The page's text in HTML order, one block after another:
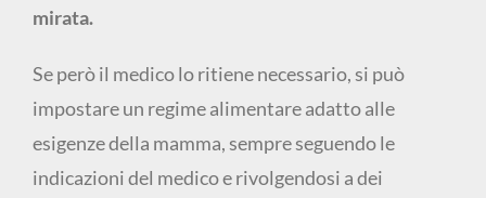
mirata.
Se però il medico lo ritiene necessario, si può
impostare un regime alimentare adatto alle
esigenze della mamma, sempre seguendo le
indicazioni del medico e rivolgendosi a dei